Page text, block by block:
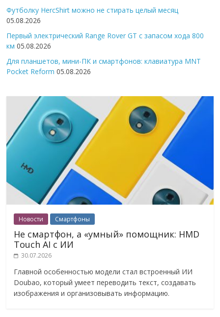
Футболку HercShirt можно не стирать целый месяц
05.08.2026
Первый электрический Range Rover GT с запасом хода 800
км 05.08.2026
Для планшетов, мини-ПК и смартфонов: клавиатура MNT
Pocket Reform 05.08.2026
Новости Смартфоны
Не смартфон, а «умный» помощник: HMD
Touch AI с ИИ
30.07.2026
Главной особенностью модели стал встроенный ИИ
Doubao, который умеет переводить текст, создавать
изображения и организовывать информацию.